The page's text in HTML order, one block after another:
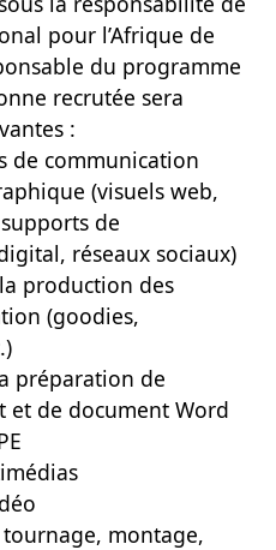
pour l’Afrique de
du programme
recrutée sera
:
de communication
(visuels web,
de
réseaux sociaux)
production des
(goodies,
préparation de
de document Word
montage,